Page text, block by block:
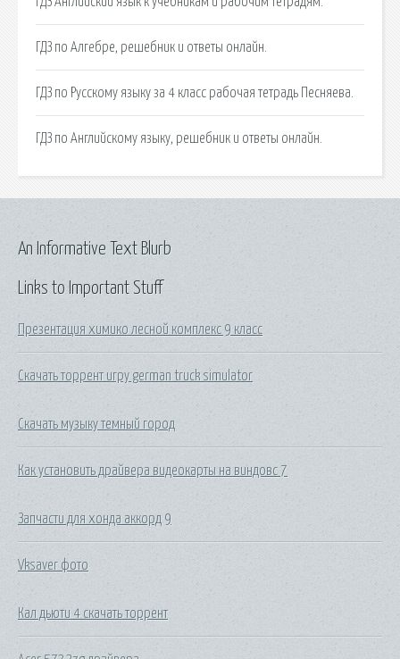
ГДЗ по Алгебре, решебник и ответы онлайн.
ГДЗ по Русскому языку за 4 класс рабочая тетрадь Песняева.
ГДЗ по Английскому языку, решебник и ответы онлайн.
Links to Important Stuff
Презентация химико лесной комплекс 9 класс
Скачать торрент игру german truck simulator
Скачать музыку темный город
Как установить драйвера видеокарты на виндовс 7
Запчасти для хонда аккорд 9
Vksaver фото
Кал дьюти 4 скачать торрент
An Informative Text Blurb